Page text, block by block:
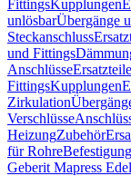
FittingsKupplungen
unlösbarÜbergänge
Steckanschluss
und Fittings
Anschlüsse
FittingsKupplungen
Zirkulation
Verschlüsse
HeizungZubehör
für Rohre
Geberit Mapress